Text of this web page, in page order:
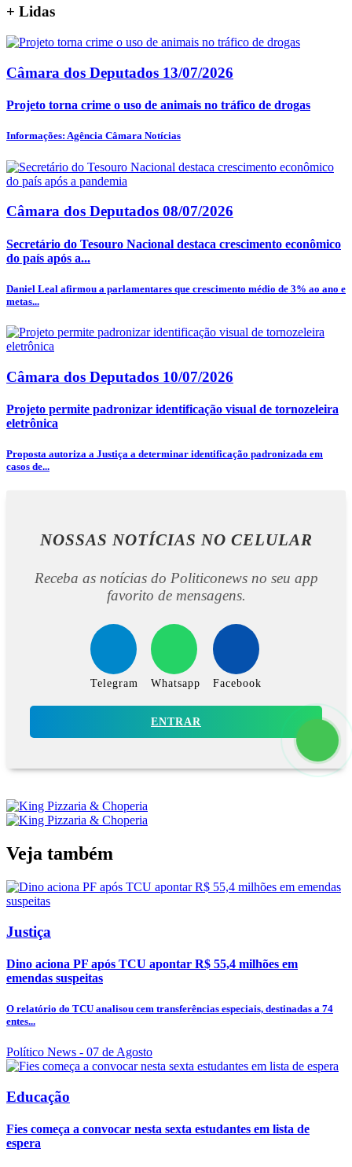
+ Lidas
Câmara dos Deputados 13/07/2026
Projeto torna crime o uso de animais no tráfico de drogas
Informações: Agência Câmara Notícias
Câmara dos Deputados 08/07/2026
Secretário do Tesouro Nacional destaca crescimento econômico
do país após a...
Daniel Leal afirmou a parlamentares que crescimento médio de 3% ao ano e
metas...
Câmara dos Deputados 10/07/2026
Projeto permite padronizar identificação visual de tornozeleira
eletrônica
Proposta autoriza a Justiça a determinar identificação padronizada em
casos de...
NOSSAS NOTÍCIAS NO CELULAR
Receba as notícias do Politiconews no seu app
favorito de mensagens.
Telegram Whatsapp Facebook
ENTRAR
Veja também
Justiça
Dino aciona PF após TCU apontar R$ 55,4 milhões em
emendas suspeitas
O relatório do TCU analisou cem transferências especiais, destinadas a 74
entes...
Político News - 07 de Agosto
Educação
Fies começa a convocar nesta sexta estudantes em lista de
espera